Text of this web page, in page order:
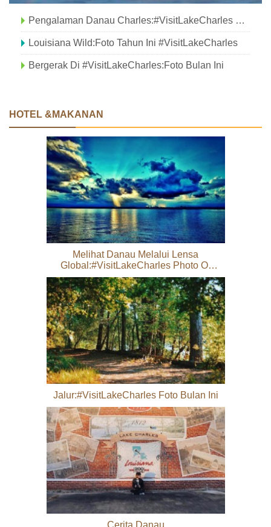
Pengalaman Danau Charles:#VisitLakeCharles Foto Bulan Ini
Louisiana Wild:Foto Tahun Ini #VisitLakeCharles
Bergerak Di #VisitLakeCharles:Foto Bulan Ini
HOTEL &MAKANAN
Melihat Danau Melalui Lensa
Global:#VisitLakeCharles Photo Of
The Month
Jalur:#VisitLakeCharles Foto Bulan Ini
Cerita Danau